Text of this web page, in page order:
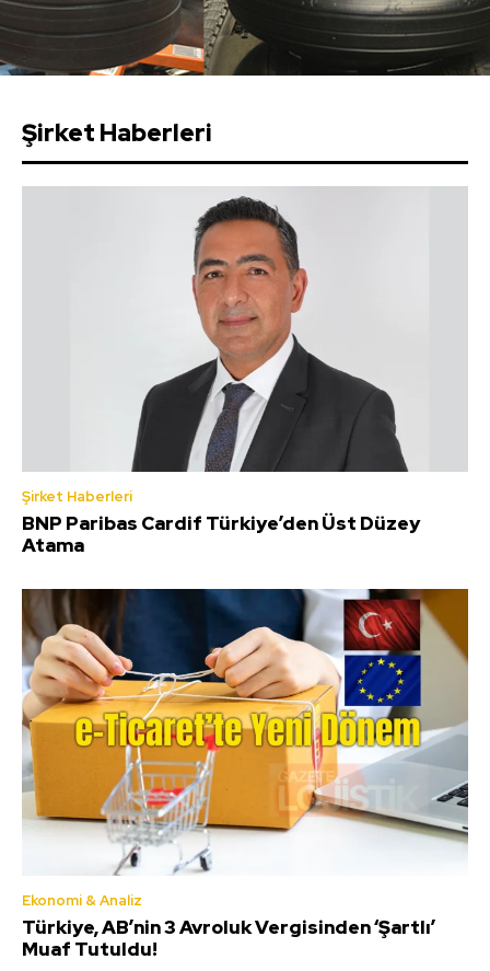
Şirket Haberleri
Şirket Haberleri
BNP Paribas Cardif Türkiye’den Üst Düzey
Atama
Ekonomi & Analiz
Türkiye, AB’nin 3 Avroluk Vergisinden ‘Şartlı’
Muaf Tutuldu!